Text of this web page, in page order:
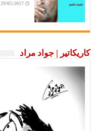
29/05/2017
كاريكاتير | جواد مراد